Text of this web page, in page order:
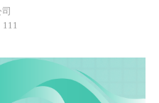
111